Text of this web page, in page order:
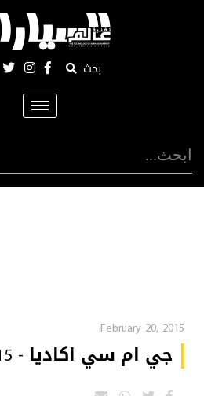
بحث
Toggle
navigation
February 20, 2015
جي ام سي اكاديا - 2015